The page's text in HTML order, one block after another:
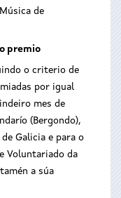
de
premio
o criterio de
por igual
mes de
(Bergondo),
Galicia e para o
Voluntariado da
a súa